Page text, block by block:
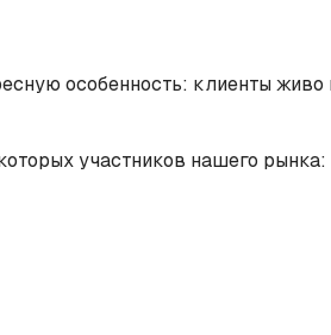
особенность: клиенты живо
участников нашего рынка: